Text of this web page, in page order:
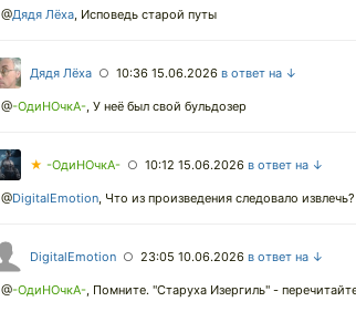
@Дядя Лёха, Исповедь старой путы
Дядя Лёха ○ 10:36 15.06.2026 в ответ на ↓
@-ОдиНОчкА-, У неё был свой бульдозер
★ -ОдиНОчкА- ○ 10:12 15.06.2026 в ответ на ↓
@DigitalEmotion, Что из произведения следовало извлечь?
DigitalEmotion ○ 23:05 10.06.2026 в ответ на ↓
@-ОдиНОчкА-, Помните. "Старуха Изергиль" -